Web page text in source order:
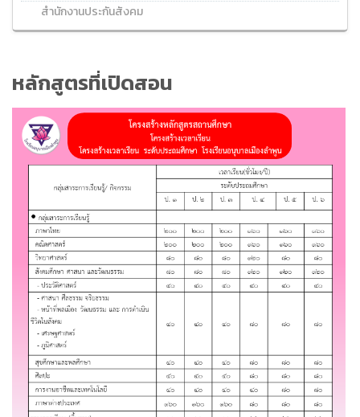
สำนักงานประกันสังคม
หลักสูตรที่เปิดสอน